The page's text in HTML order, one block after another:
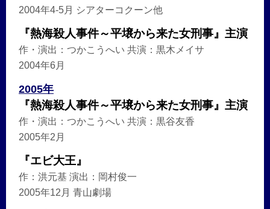
2004年4-5月 シアターコクーン他
『熱海殺人事件～平壌から来た女刑事』主演
作・演出：つかこうへい 共演：黒木メイサ
2004年6月
2005年
『熱海殺人事件～平壌から来た女刑事』主演
作・演出：つかこうへい 共演：黒谷友香
2005年2月
『エビ大王』
作：洪元基 演出：岡村俊一
2005年12月 青山劇場